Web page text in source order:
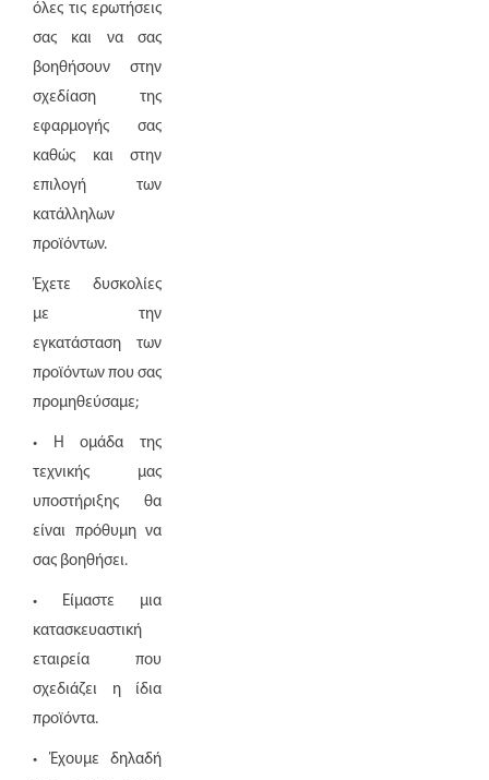
όλες τις ερωτήσεις
σας και να σας
βοηθήσουν στην
σχεδίαση της
εφαρμογής σας
καθώς και στην
επιλογή των
κατάλληλων
προϊόντων.
Έχετε δυσκολίες
με την
εγκατάσταση των
προϊόντων που σας
προμηθεύσαμε;
• Η ομάδα της
τεχνικής μας
υποστήριξης θα
είναι πρόθυμη να
σας βοηθήσει.
• Είμαστε μια
κατασκευαστική
εταιρεία που
σχεδιάζει η ίδια
προϊόντα.
• Έχουμε δηλαδή